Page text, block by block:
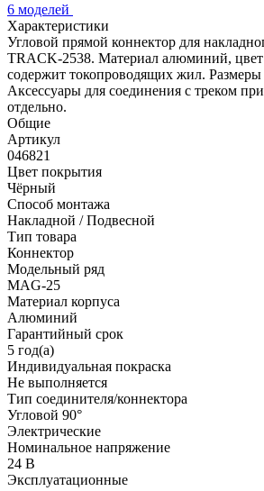
6 моделей
Характеристики
Угловой прямой коннектор для
TRACK-2538. Материал алюминий,
содержит токопроводящих жил.
Аксессуары для соединения с треком
отдельно.
Общие
Артикул
046821
Цвет покрытия
Чёрный
Способ монтажа
Накладной / Подвесной
Тип товара
Коннектор
Модельный ряд
MAG-25
Материал корпуса
Алюминий
Гарантийный срок
5 год(а)
Индивидуальная покраска
Не выполняется
Тип соединителя/коннектора
Угловой 90°
Электрические
Номинальное напряжение
24 В
Эксплуатационные